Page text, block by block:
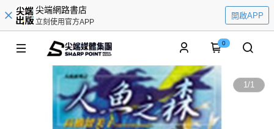
尖端網路書店
立刻使用官方APP
開啟APP
0
1/1